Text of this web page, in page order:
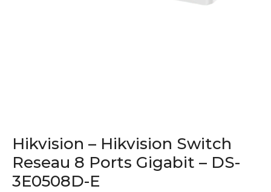
Hikvision – Hikvision Switch
Reseau 8 Ports Gigabit – DS-
3E0508D-E